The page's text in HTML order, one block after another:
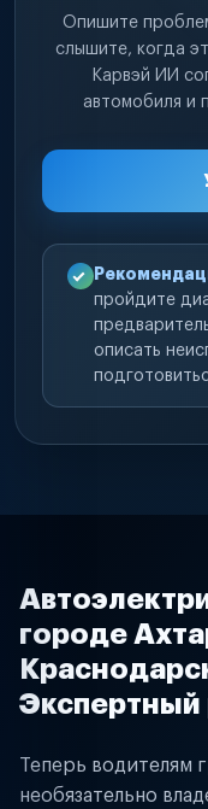
Опишите
слышите, когда
Карвэй ИИ
автомобиля и
пройдите
описать
городе
Экспертный
Теперь водителям
необязательно